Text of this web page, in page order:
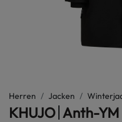
Herren Jacken
KHUJO Anth-YM